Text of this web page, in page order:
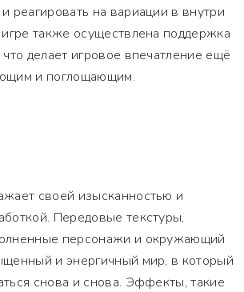
реагировать на вариации в внутри
также осуществлена поддержка
делает игровое впечатление ещё
и поглощающим.
своей изысканностью и
Передовые текстуры,
персонажи и окружающий
и энергичный мир, в который
снова и снова. Эффекты, такие